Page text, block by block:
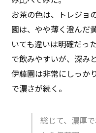
お茶の色は、トレジョ
園は、やや薄く澄んだ
いても違いは明確だっ
で飲みやすいが、深み
伊藤園は非常にしっか
で濃さが続く。
総じて、濃厚